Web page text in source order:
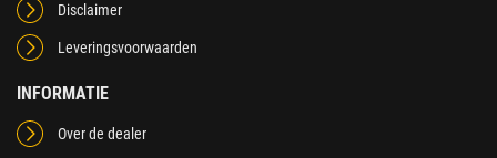
Disclaimer
Leveringsvoorwaarden
INFORMATIE
Over de dealer